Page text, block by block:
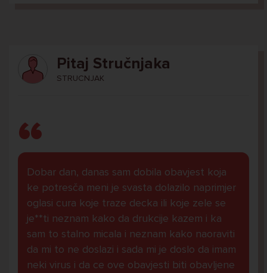
Pitaj Stručnjaka
STRUCNJAK
Dobar dan, danas sam dobila obavjest koja
ke potresča meni je svasta dolazilo naprimjer
oglasi cura koje traze decka ili koje zele se
je**ti neznam kako da drukcije kazem i ka
sam to stalno micala i neznam kako naoraviti
da mi to ne doslazi i sada mi je doslo da imam
neki virus i da ce ove obavjesti biti obavljene